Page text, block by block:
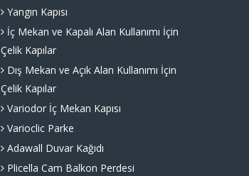
Yangın Kapısı
İç Mekan ve Kapalı Alan Kullanımı İçin
Çelik Kapılar
Dış Mekan ve Açık Alan Kullanımı İçin
Çelik Kapılar
Variodor İç Mekan Kapısı
Varioclic Parke
Adawall Duvar Kağıdı
Plicella Cam Balkon Perdesi